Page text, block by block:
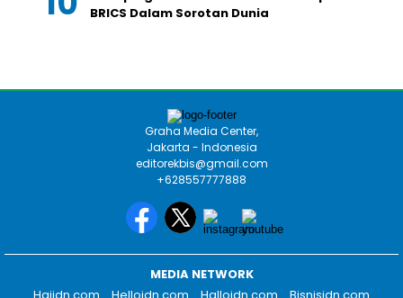
BRICS Dalam Sorotan Dunia
Graha Media Center,
Jakarta - Indonesia
editorekbis@gmail.com
+628557777888
MEDIA NETWORK